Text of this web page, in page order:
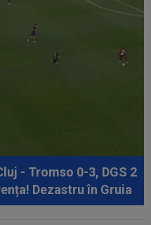
- Tromso 0-3, DGS 2
Dezastru în Gruia